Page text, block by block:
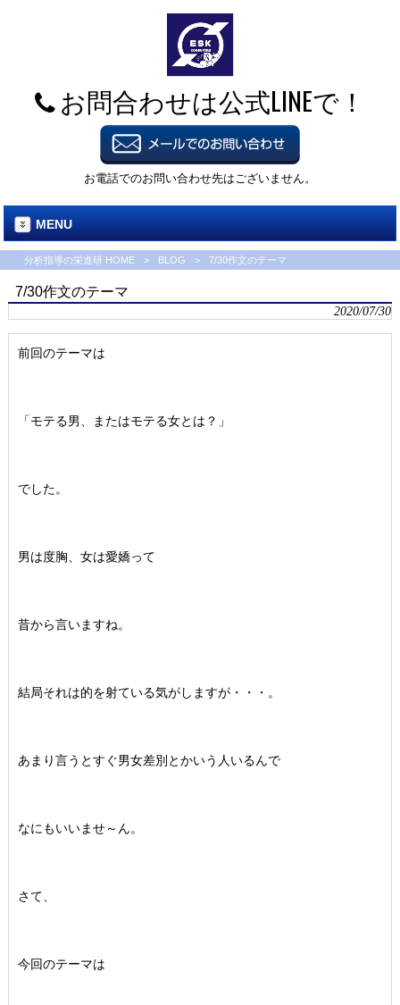
お問合わせは公式LINEで！
お電話でのお問い合わせ先はございません。
MENU
分析指導の栄進研 HOME > BLOG > 7/30作文のテーマ
7/30作文のテーマ
2020/07/30
前回のテーマは
「モテる男、またはモテる女とは？」
でした。
男は度胸、女は愛嬌って
昔から言いますね。
結局それは的を射ている気がしますが・・・。
あまり言うとすぐ男女差別とかいう人いるんで
なにもいいませ～ん。
さて、
今回のテーマは